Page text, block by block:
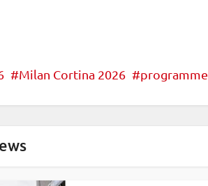
Milan Cortina 2026 programme